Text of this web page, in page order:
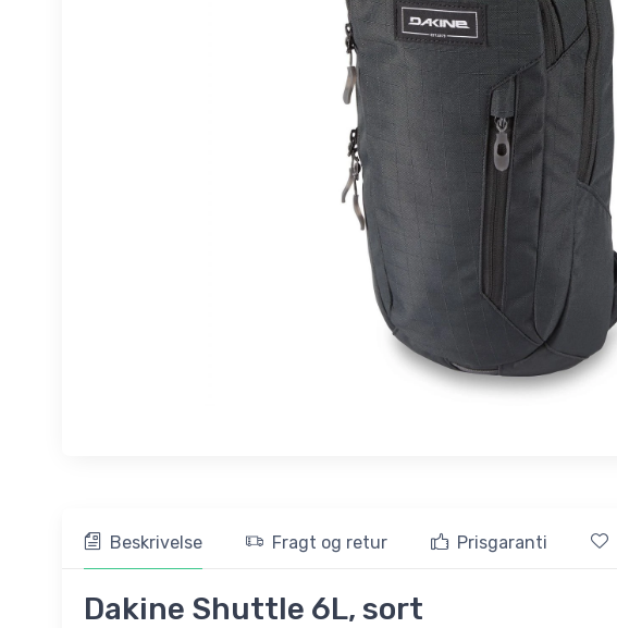
Beskrivelse Fragt og retur Prisgaranti
Dakine Shuttle 6L, sort